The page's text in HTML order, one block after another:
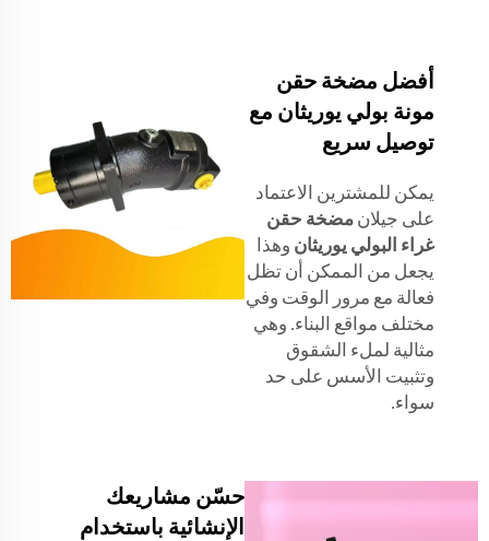
أفضل مضخة حقن
مونة بولي يوريثان مع
توصيل سريع
يمكن للمشترين الاعتماد
على جيلانمضخة حقن
غراء البولي يوريثان وهذا
يجعل من الممكن أن تظل
فعالة مع مرور الوقت وفي
مختلف مواقع البناء. وهي
مثالية لملء الشقوق
وتثبيت الأسس على حد
سواء.
حسّن مشاريعك
الإنشائية باستخدام